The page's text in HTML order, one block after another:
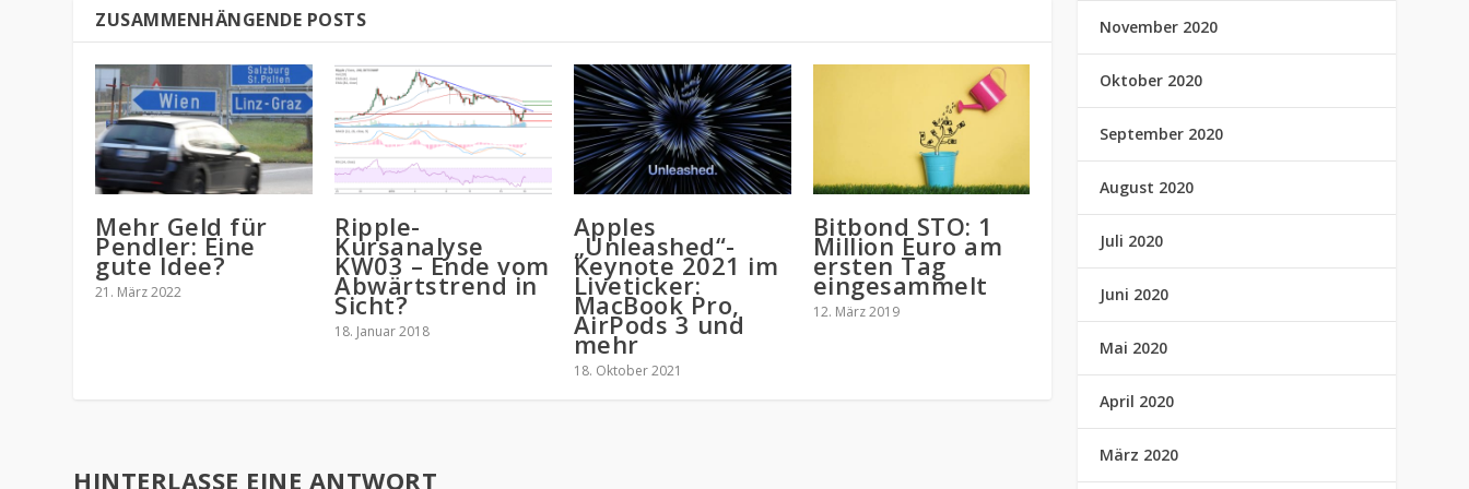
ZUSAMMENHÄNGENDE POSTS
Mehr Geld für
Pendler: Eine
gute Idee?
21. März 2022
Ripple-
Kursanalyse
KW03 – Ende vom
Abwärtstrend in
Sicht?
18. Januar 2018
Apples
„Unleashed“-
Keynote 2021 im
Liveticker:
MacBook Pro,
AirPods 3 und
mehr
18. Oktober 2021
Bitbond STO: 1
Million Euro am
ersten Tag
eingesammelt
12. März 2019
HINTERLASSE EINE ANTWORT
November 2020
Oktober 2020
September 2020
August 2020
Juli 2020
Juni 2020
Mai 2020
April 2020
März 2020